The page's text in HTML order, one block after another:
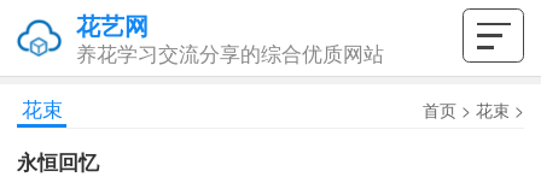
花艺网
养花学习交流分享的综合优质网站
花束
首页 > 花束 >
永恒回忆